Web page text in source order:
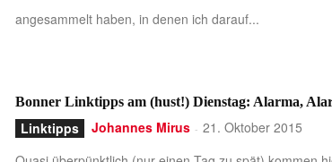
angesammelt haben, in denen ich darauf...
Bonner Linktipps am (hust!) Dienstag: Alarma,
Linktipps Johannes Mirus - 21. Oktober 2015